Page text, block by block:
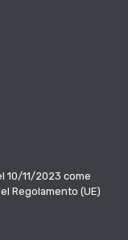
10/11/2023 come
Regolamento (UE)